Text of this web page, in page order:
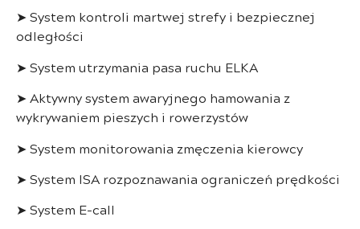
➤ System kontroli martwej strefy i bezpiecznej
odległości
➤ System utrzymania pasa ruchu ELKA
➤ Aktywny system awaryjnego hamowania z
wykrywaniem pieszych i rowerzystów
➤ System monitorowania zmęczenia kierowcy
➤ System ISA rozpoznawania ograniczeń prędkości
➤ System E-call